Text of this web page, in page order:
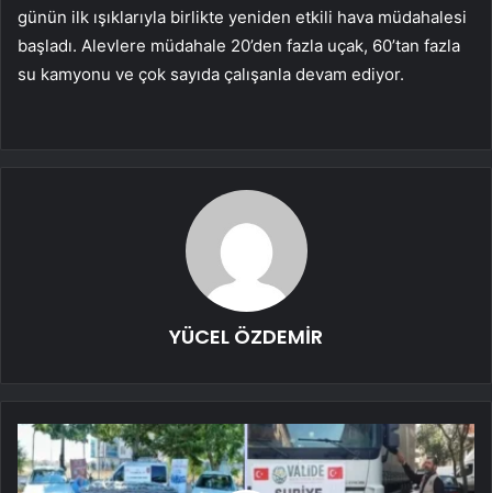
günün ilk ışıklarıyla birlikte yeniden etkili hava müdahalesi
başladı. Alevlere müdahale 20’den fazla uçak, 60’tan fazla
su kamyonu ve çok sayıda çalışanla devam ediyor.
YÜCEL ÖZDEMİR